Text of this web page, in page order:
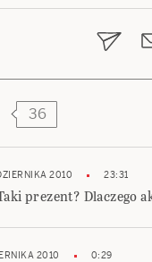
36
2010 23:31
prezent? Dlaczego
2010 0:29